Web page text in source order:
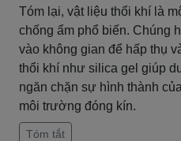
Tóm lại, vật liệu thổi khí là
chống ẩm phổ biến. Chúng
vào không gian để hấp thụ
thổi khí như silica gel giúp
ngăn chặn sự hình thành
môi trường đóng kín.
Tóm tắt